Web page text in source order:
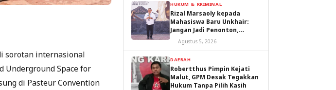
sorotan internasional
Underground Space for
di Pasteur Convention
HUKUM & KRIMINAL
Rizal Marsaoly kepada
Mahasiswa Baru Unkhair:
Jangan Jadi Penonton,
Jadilah Penggerak Masa
Depan Ternate dan Maluku
Agustus 5, 2026
DAERAH
Robertthus Pimpin Kejati
Malut, GPM Desak Tegakkan
Hukum Tanpa Pilih Kasih